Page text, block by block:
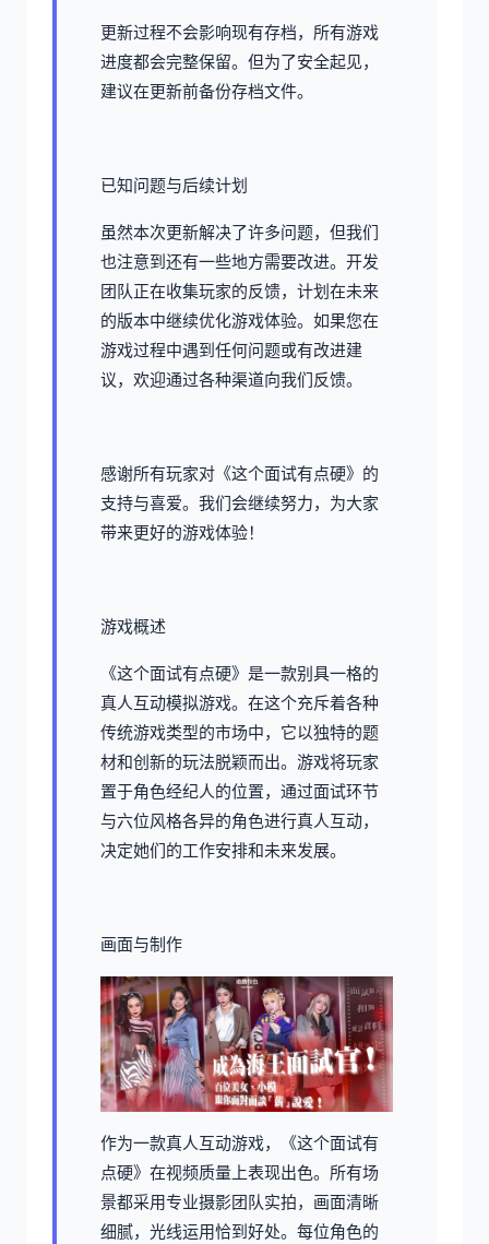
更新过程不会影响现有存档，所有游戏
进度都会完整保留。但为了安全起见，
建议在更新前备份存档文件。
已知问题与后续计划
虽然本次更新解决了许多问题，但我们
也注意到还有一些地方需要改进。开发
团队正在收集玩家的反馈，计划在未来
的版本中继续优化游戏体验。如果您在
游戏过程中遇到任何问题或有改进建
议，欢迎通过各种渠道向我们反馈。
感谢所有玩家对《这个面试有点硬》的
支持与喜爱。我们会继续努力，为大家
带来更好的游戏体验！
游戏概述
《这个面试有点硬》是一款别具一格的
真人互动模拟游戏。在这个充斥着各种
传统游戏类型的市场中，它以独特的题
材和创新的玩法脱颖而出。游戏将玩家
置于角色经纪人的位置，通过面试环节
与六位风格各异的角色进行真人互动，
决定她们的工作安排和未来发展。
画面与制作
作为一款真人互动游戏，《这个面试有
点硬》在视频质量上表现出色。所有场
景都采用专业摄影团队实拍，画面清晰
细腻，光线运用恰到好处。每位角色的